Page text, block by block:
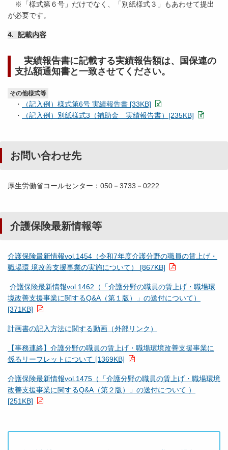
※「様式第６号」だけでなく、「別紙様式３」もあわせて提出
が必要です。
4. 記載内容
実績報告書に記載する実績報告額は、国保連の
支払額通知書と一致させてください。
その他様式等
・
（記入例）様式第6号 実績報告書 [33KB]
・
（記入例）別紙様式3（補助金 実績報告書）[235KB]
お問い合わせ先
厚生労働省コールセンター：050－3733－0222
介護保険最新情報等
介護保険最新情報vol.1454（令和7年度介護分野の職員の賃上げ・
職場環 境改善支援事業の実施について） [867KB]
介護保険最新情報vol.1462（「介護分野の職員の賃上げ・職場環
境改善支援事業に関するQ&A（第１版）」の送付について）
[371KB]
計画書の記入方法に関する動画（外部リンク）
【事務連絡】介護分野の職員の賃上げ・職場環境改善支援事業に
係るリーフレットについて [1369KB]
介護保険最新情報vol.1475（「介護分野の職員の賃上げ・職場環境
改善支援事業に関するQ&A（第２版）」の送付について ）
[251KB]